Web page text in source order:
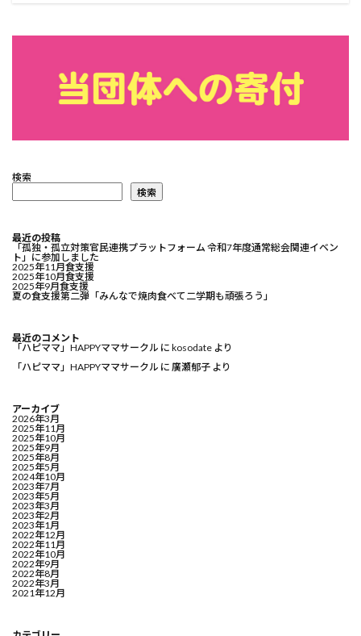
検索
検索
最近の投稿
「孤独・孤立対策官民連携プラットフォーム 令和7年度通常総会関連イベン
ト」に参加しました
2025年11月食支援
2025年10月食支援
2025年9月食支援
夏の食支援第二弾「みんなで焼肉食べて二学期も頑張ろう」
最近のコメント
「ハピママ」HAPPYママサークル に kosodate より
「ハピママ」HAPPYママサークル に 廣瀬郁子 より
アーカイブ
2026年3月
2025年11月
2025年10月
2025年9月
2025年8月
2025年5月
2024年10月
2023年7月
2023年5月
2023年3月
2023年2月
2023年1月
2022年12月
2022年11月
2022年10月
2022年9月
2022年8月
2022年3月
2021年12月